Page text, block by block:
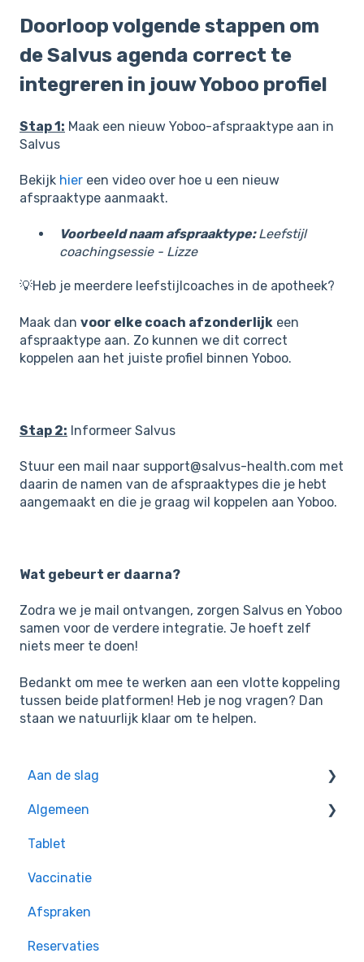
Doorloop volgende stappen om
de Salvus agenda correct te
integreren in jouw Yoboo profiel
Stap 1: Maak een nieuw Yoboo-afspraaktype aan in
Salvus
Bekijk hier een video over hoe u een nieuw
afspraaktype aanmaakt.
Voorbeeld naam afspraaktype:Leefstijl
coachingsessie - Lizze
💡Heb je meerdere leefstijlcoaches in de apotheek?
Maak dan voor elke coach afzonderlijk een
afspraaktype aan. Zo kunnen we dit correct
koppelen aan het juiste profiel binnen Yoboo.
Stap 2: Informeer Salvus
Stuur een mail naar support@salvus-health.com met
daarin de namen van de afspraaktypes die je hebt
aangemaakt en die je graag wil koppelen aan Yoboo.
Wat gebeurt er daarna?
Zodra we je mail ontvangen, zorgen Salvus en Yoboo
samen voor de verdere integratie. Je hoeft zelf
niets meer te doen!
Bedankt om mee te werken aan een vlotte koppeling
tussen beide platformen! Heb je nog vragen? Dan
staan we natuurlijk klaar om te helpen.
Aan de slag
Oefeningen voor beginners
Algemeen
Handige tips
Tablet
Vaccinatie
Afspraken
Reservaties